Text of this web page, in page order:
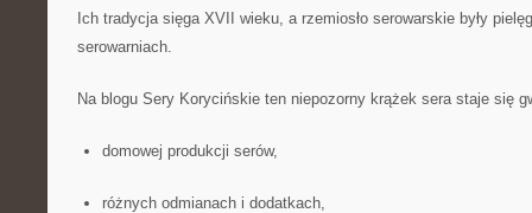
Ich tradycja sięga XVII wieku, a rzemiosło serowarskie były
serowarniach.
Na blogu Sery Korycińskie ten niepozorny krążek sera staje się
domowej produkcji serów,
różnych odmianach i dodatkach,